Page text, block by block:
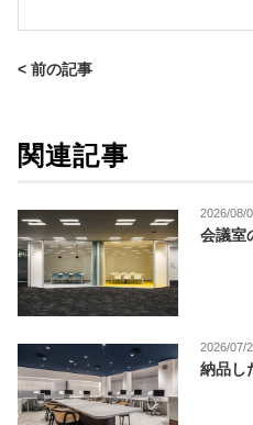
< 前の記事
関連記事
2026/08/
会議室
2026/07/
納品し